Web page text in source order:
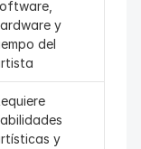
y
del
y